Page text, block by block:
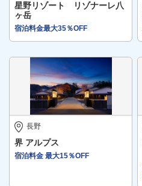
星野リゾート リゾナーレ八
ヶ岳
宿泊料金最大35％OFF
長野
界 アルプス
宿泊料金 最大15％OFF